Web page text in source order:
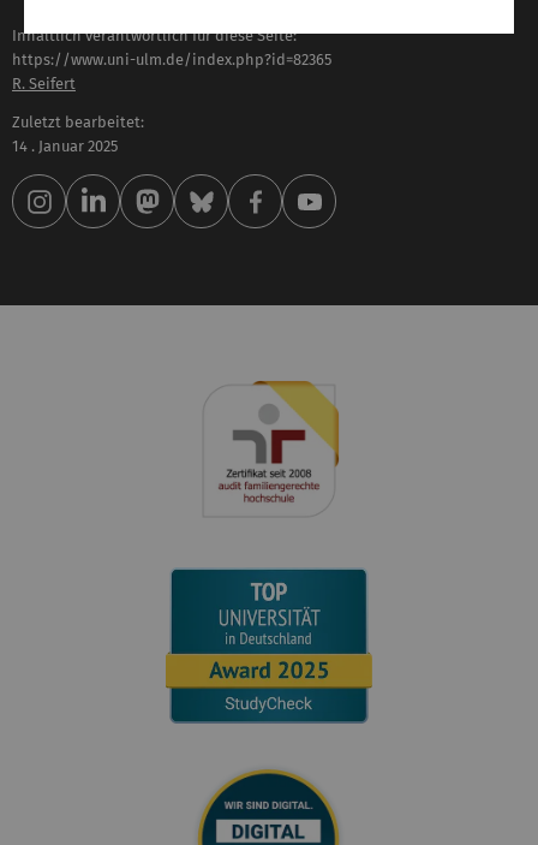
Inhaltlich verantwortlich für diese Seite:
https://www.uni-ulm.de/index.php?id=82365
R. Seifert
Zuletzt bearbeitet:
14 . Januar 2025